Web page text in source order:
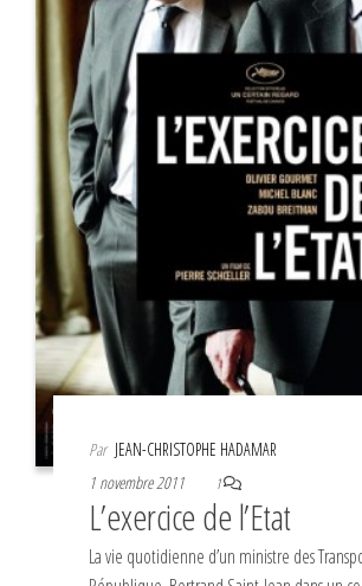
Par JEAN-CHRISTOPHE HADAMAR
1 novembre 2011
1
L’exercice de l’Etat
La vie quotidienne d’un ministre des